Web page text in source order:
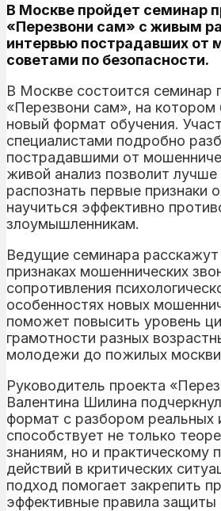
В Москве пройдет семинар
«Перезвони сам» с живым
интервью пострадавших от
советами по безопасности.
В Москве состоится семинар
«Перезвони сам», на котором
новый формат обучения.
специалистами подробно
пострадавшими от
живой анализ позволит лучше
распознать первые признаки
научиться эффективно
злоумышленникам.
Ведущие семинара
признаках мошеннических
сопротивления
особенностях новых
поможет повысить уровень
грамотности разных
молодежи до пожилых
Руководитель проекта
Валентина Шилина
формат с разбором реальных
способствует не только
знаниям, но и практическому
действий в критических
подход помогает закрепить
эффективные правила защиты